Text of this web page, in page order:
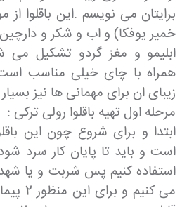
برایتان می نویسم .این باقلوا از
خمیر یوفکا) و اب و شکر و
ابلیمو و مغز گردو تشکیل می
همراه با چای خیلی مناسب
زیبای ان برای مهمانی ها نیز
مرحله اول تهیه باقلوا رولی ترکی :
ابتدا و برای شروع چون این
است و باید تا پایان کار سرد
استفاده کنیم پس شربت و یا شهد
می